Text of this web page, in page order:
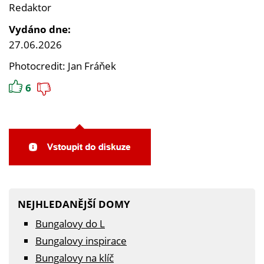
Redaktor
Vydáno dne:
27.06.2026
Photocredit: Jan Fráňek
6
NEJHLEDANĚJŠÍ DOMY
Bungalovy do L
Bungalovy inspirace
Bungalovy na klíč